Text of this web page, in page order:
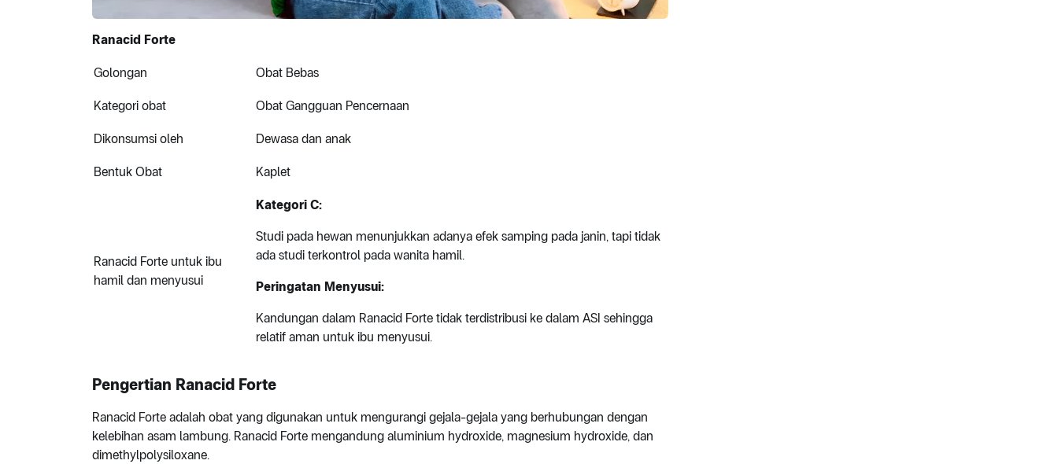
Ranacid Forte
Golongan Obat Bebas
Kategori obat Obat Gangguan Pencernaan
Dikonsumsi oleh Dewasa dan anak
Bentuk Obat Kaplet
Ranacid Forte untuk ibu
hamil dan menyusui
Kategori C:
Studi pada hewan menunjukkan adanya efek samping pada janin, tapi tidak
ada studi terkontrol pada wanita hamil.
Peringatan Menyusui:
Kandungan dalam Ranacid Forte tidak terdistribusi ke dalam ASI sehingga
relatif aman untuk ibu menyusui.
Pengertian Ranacid Forte
Ranacid Forte adalah obat yang digunakan untuk mengurangi gejala-gejala yang berhubungan dengan
kelebihan asam lambung. Ranacid Forte mengandung aluminium hydroxide, magnesium hydroxide, dan
dimethylpolysiloxane.